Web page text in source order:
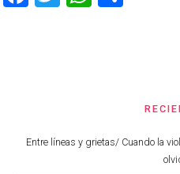
Entre líneas y grietas/ Cuando la